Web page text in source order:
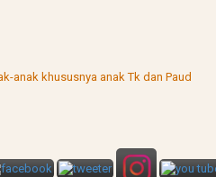
anak khususnya anak Tk dan Paud